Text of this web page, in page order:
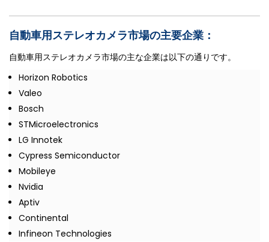
自動車用ステレオカメラ市場の主要企業：
自動車用ステレオカメラ市場の主な企業は以下の通りです。
Horizon Robotics
Valeo
Bosch
STMicroelectronics
LG Innotek
Cypress Semiconductor
Mobileye
Nvidia
Aptiv
Continental
Infineon Technologies